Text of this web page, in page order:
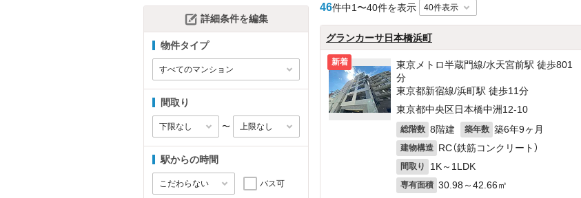
詳細条件を編集
物件タイプ
間取り
〜
駅からの時間
バス可
46件中1〜40件を表示
グランカーサ日本橋浜町
新着
東京メトロ半蔵門線/水天宮前駅 徒歩801
分
東京都新宿線/浜町駅 徒歩11分
東京都中央区日本橋中洲12-10
総階数 8階建 築年数 築6年9ヶ月
建物構造 RC（鉄筋コンクリート）
間取り 1K～1LDK
専有面積 30.98～42.66㎡